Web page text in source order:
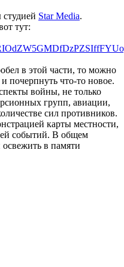
Star Media.
тут:
в этой части, то можно
почерпнуть что-то новое.
войны, не только
групп, авиации,
сил противников.
карты местности,
событий. В общем
в памяти